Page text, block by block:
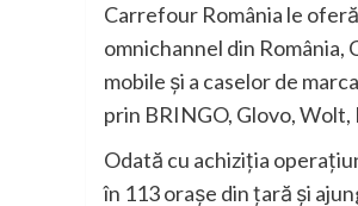
Carrefour România le
omnichannel din
mobile și a caselor de
prin BRINGO, Glovo,
Odată cu achiziția
în 113 orașe din țară și